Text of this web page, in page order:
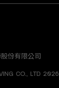
份有限公司
CO., LTD 2026